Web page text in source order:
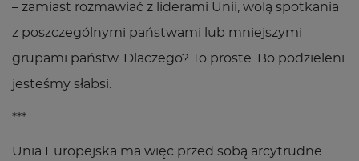
– zamiast rozmawiać z liderami Unii, wolą spotkania
z poszczególnymi państwami lub mniejszymi
grupami państw. Dlaczego? To proste. Bo podzieleni
jesteśmy słabsi.
***
Unia Europejska ma więc przed sobą arcytrudne